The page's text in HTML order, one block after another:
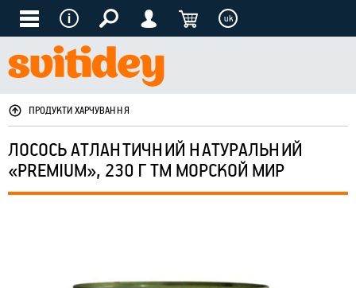
uk
ПРОДУКТИ ХАРЧУВАННЯ
ЛОСОСЬ АТЛАНТИЧНИЙ НАТУРАЛЬНИЙ
«PREMIUM», 230 Г ТМ МОРСКОЙ МИР